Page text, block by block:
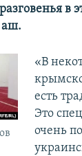
в
аш.
«В
есть
Это
очень